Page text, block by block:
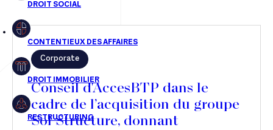
Droit immobilier
Restructuring
Article
Corporate
Conseil d'AccesBTP dans le
cadre de l’acquisition du groupe
Sol Structure, donnant